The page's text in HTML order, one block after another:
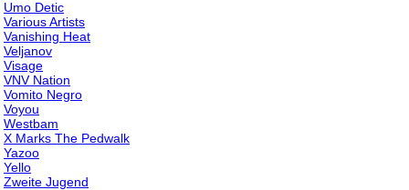
Umo Detic
Various Artists
Vanishing Heat
Veljanov
Visage
VNV Nation
Vomito Negro
Voyou
Westbam
X Marks The Pedwalk
Yazoo
Yello
Zweite Jugend